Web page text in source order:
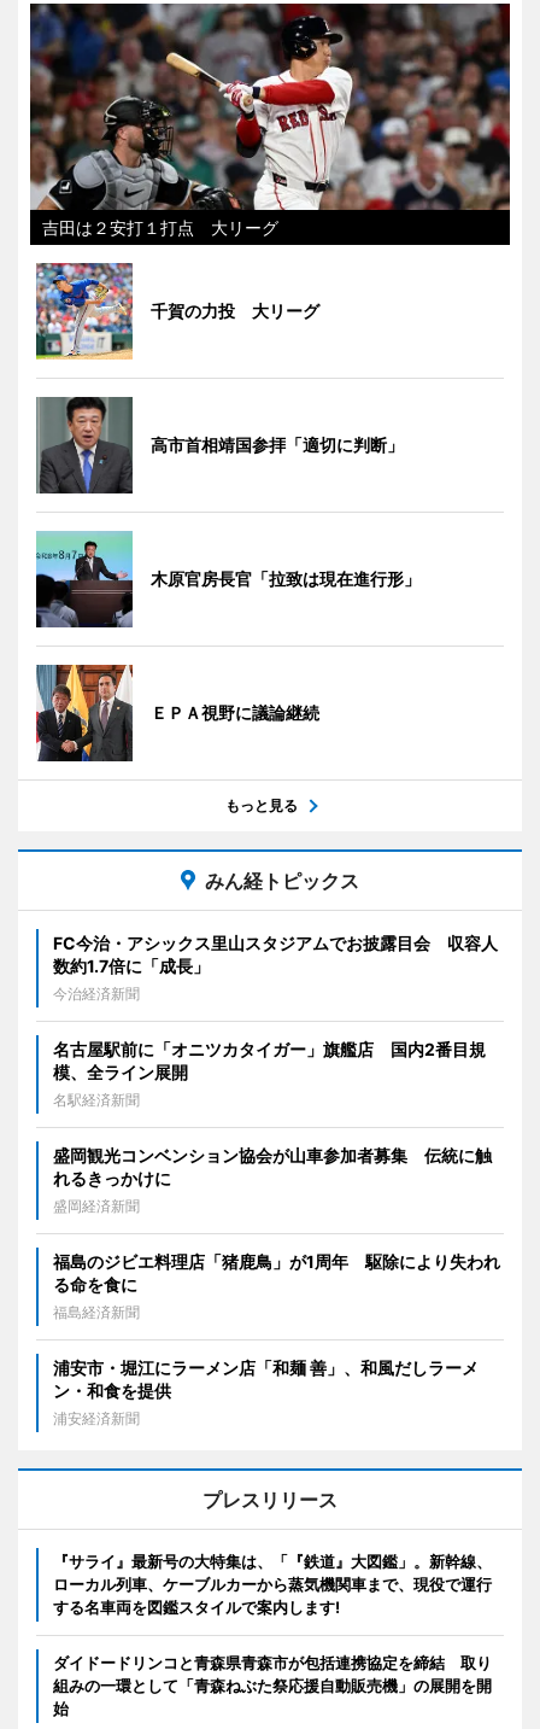
吉田は２安打１打点 大リーグ
千賀の力投 大リーグ
高市首相靖国参拝「適切に判断」
木原官房長官「拉致は現在進行形」
ＥＰＡ視野に議論継続
もっと見る
みん経トピックス
FC今治・アシックス里山スタジアムでお披露目会 収容人
数約1.7倍に「成長」
今治経済新聞
名古屋駅前に「オニツカタイガー」旗艦店 国内2番目規
模、全ライン展開
名駅経済新聞
盛岡観光コンベンション協会が山車参加者募集 伝統に触
れるきっかけに
盛岡経済新聞
福島のジビエ料理店「猪鹿鳥」が1周年 駆除により失われ
る命を食に
福島経済新聞
浦安市・堀江にラーメン店「和麺 善」、和風だしラーメ
ン・和食を提供
浦安経済新聞
プレスリリース
『サライ』最新号の大特集は、「『鉄道』大図鑑」。新幹線、
ローカル列車、ケーブルカーから蒸気機関車まで、現役で運行
する名車両を図鑑スタイルで案内します!
ダイドードリンコと青森県青森市が包括連携協定を締結 取り
組みの一環として「青森ねぶた祭応援自動販売機」の展開を開
始